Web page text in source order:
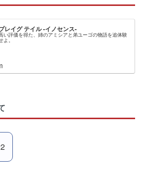
レイグ テイル -イノセンス-
い評価を得た、姉のアミシアと弟ユーゴの物語を追体験
よ。